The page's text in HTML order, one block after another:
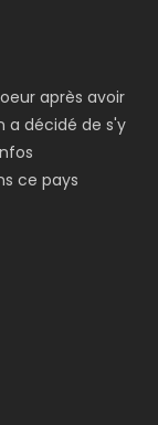
après avoir
a décidé de s'y
ce pays